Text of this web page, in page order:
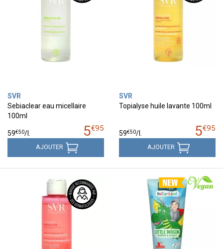
SVR
Sebiaclear eau micellaire
100ml
5€95
59€50/l.
AJOUTER
SVR
Topialyse huile lavante 100ml
5€95
59€50/l.
AJOUTER